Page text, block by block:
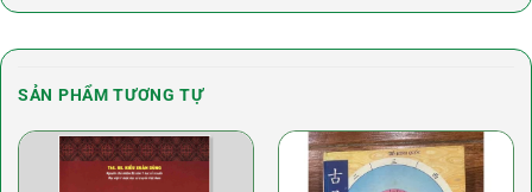
SẢN PHẨM TƯƠNG TỰ